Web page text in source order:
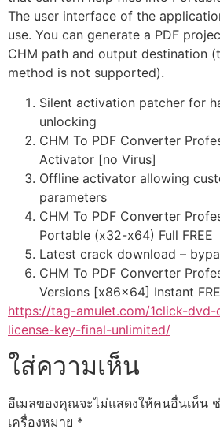
The user interface of the
use. You can generate a PDF
CHM path and output destination
method is not supported).
Silent activation patcher for
unlocking
CHM To PDF Converter
Activator [no Virus]
Offline activator allowing
parameters
CHM To PDF Converter
Portable (x32-x64) Full FREE
Latest crack download –
CHM To PDF Converter
Versions [x86x64] Instant
https://tag-amulet.com/1click-
license-key-final-unlimited/
ใส่ความเห็น
อีเมลของคุณจะไม่แสดงให้คนอื่นเห็น
เครื่องหมาย *